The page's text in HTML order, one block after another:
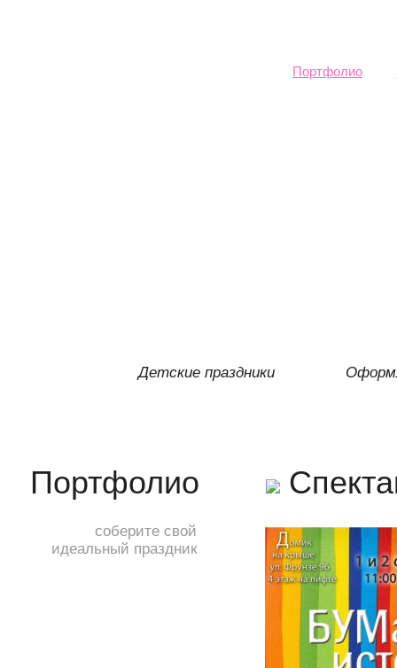
Портфолио
Детские праздники
соберите свой
идеальный праздник
Портфолио